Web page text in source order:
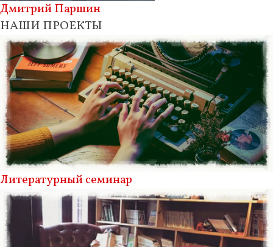
Дмитрий Паршин
НАШИ ПРОЕКТЫ
Литературный семинар